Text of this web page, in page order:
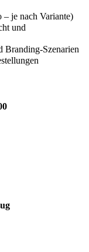
je nach Variante)
und
Branding-Szenarien